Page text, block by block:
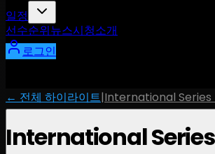
일정
선수순위 뉴스시청소개
로그인
← 전체 하이라이트|International
International Series